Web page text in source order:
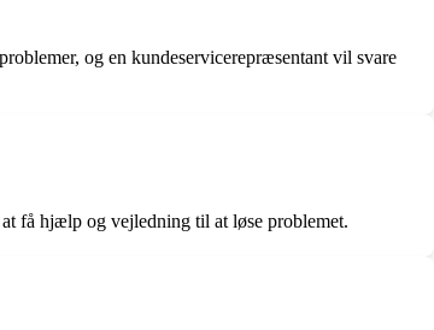
og en kundeservicerepræsentant vil svare
få hjælp og vejledning til at løse problemet.